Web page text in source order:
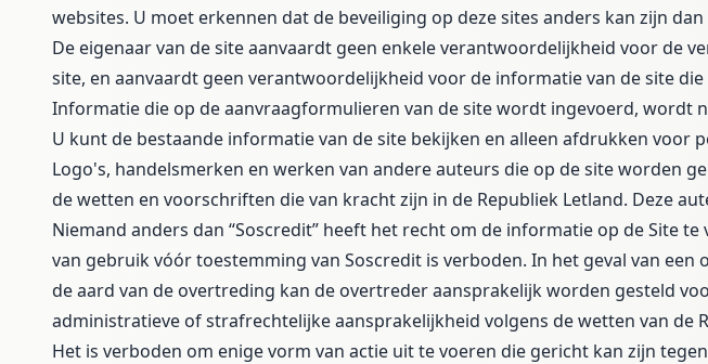
websites. U moet erkennen dat de beveiliging op deze sites anders kan zijn dan
De eigenaar van de site aanvaardt geen enkele verantwoordelijkheid voor de
site, en aanvaardt geen verantwoordelijkheid voor de informatie van de site
Informatie die op de aanvraagformulieren van de site wordt ingevoerd, wordt
U kunt de bestaande informatie van de site bekijken en alleen afdrukken voor
Logo's, handelsmerken en werken van andere auteurs die op de site worden
de wetten en voorschriften die van kracht zijn in de Republiek Letland. Deze
Niemand anders dan “Soscredit” heeft het recht om de informatie op de Site
van gebruik vóór toestemming van Soscredit is verboden. In het geval van
de aard van de overtreding kan de overtreder aansprakelijk worden gesteld
administratieve of strafrechtelijke aansprakelijkheid volgens de wetten van de
Het is verboden om enige vorm van actie uit te voeren die gericht kan zijn